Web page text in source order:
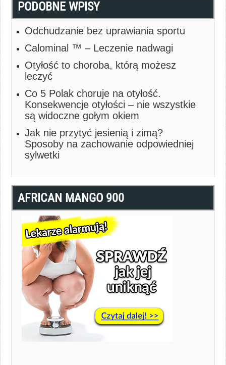
PODOBNE WPISY
Odchudzanie bez uprawiania sportu
Calominal ™ – Leczenie nadwagi
Otyłość to choroba, którą możesz
leczyć
Co 5 Polak choruje na otyłość.
Konsekwencje otyłości – nie wszystkie
są widoczne gołym okiem
Jak nie przytyć jesienią i zimą?
Sposoby na zachowanie odpowiedniej
sylwetki
AFRICAN MANGO 900